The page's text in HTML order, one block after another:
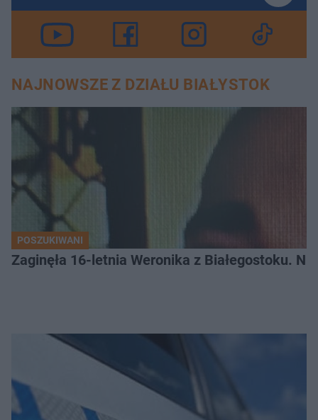
NAJNOWSZE Z DZIAŁU BIAŁYSTOK
POSZUKIWANI
Zaginęła 16-letnia Weronika z Białegostoku.